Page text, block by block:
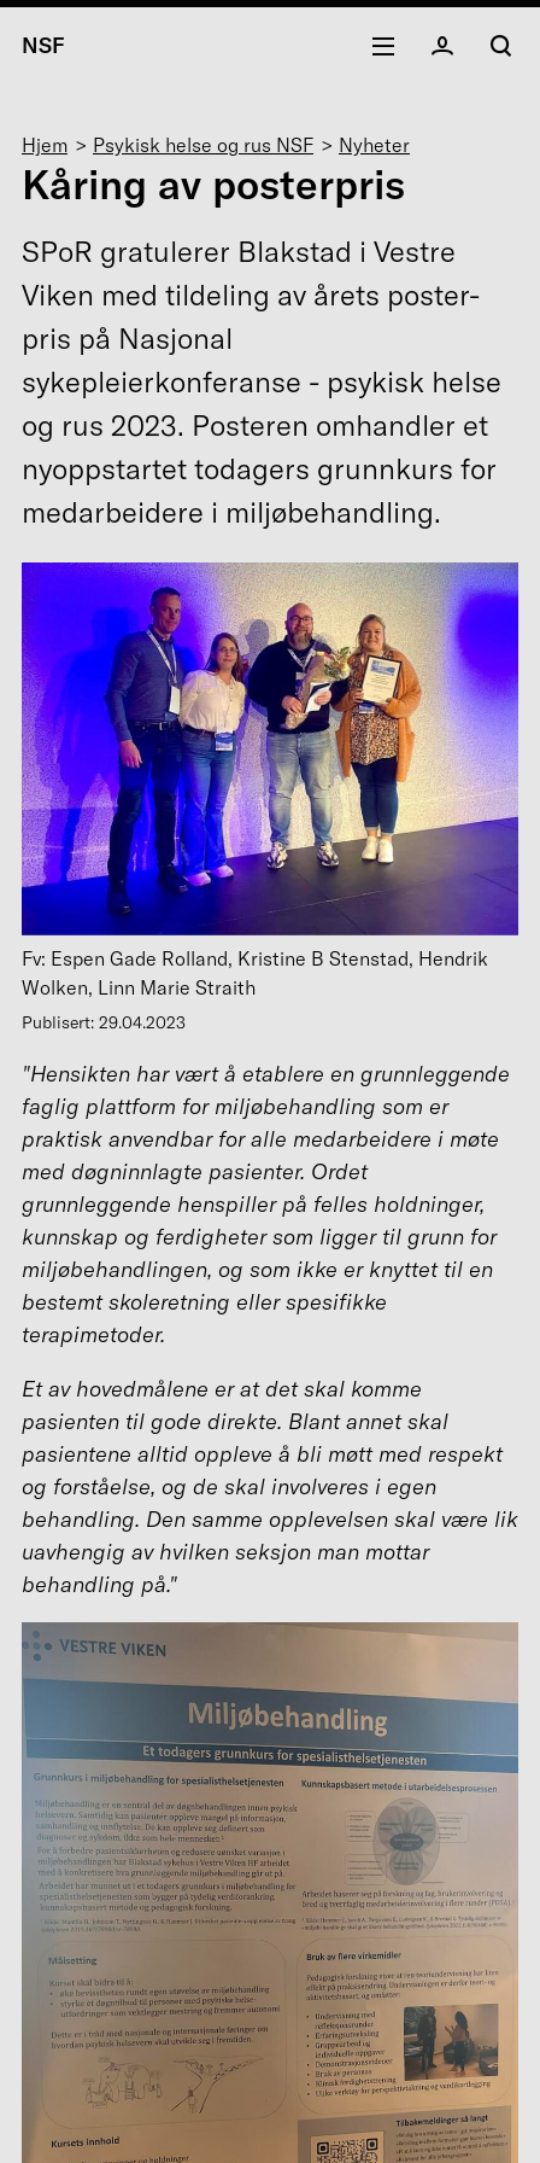
NSF
Navigasjonssti
Hjem Psykisk helse og rus NSF Nyheter
Kåring av posterpris
SPoR gratulerer Blakstad i Vestre
Viken med tildeling av årets poster-
pris på Nasjonal
sykepleierkonferanse - psykisk helse
og rus 2023. Posteren omhandler et
nyoppstartet todagers grunnkurs for
medarbeidere i miljøbehandling.
Fv: Espen Gade Rolland, Kristine B Stenstad, Hendrik
Wolken, Linn Marie Straith
Publisert: 29.04.2023
"Hensikten har vært å etablere en grunnleggende
faglig plattform for miljøbehandling som er
praktisk anvendbar for alle medarbeidere i møte
med døgninnlagte pasienter. Ordet
grunnleggende henspiller på felles holdninger,
kunnskap og ferdigheter som ligger til grunn for
miljøbehandlingen, og som ikke er knyttet til en
bestemt skoleretning eller spesifikke
terapimetoder.
Et av hovedmålene er at det skal komme
pasienten til gode direkte. Blant annet skal
pasientene alltid oppleve å bli møtt med respekt
og forståelse, og de skal involveres i egen
behandling. Den samme opplevelsen skal være lik
uavhengig av hvilken seksjon man mottar
behandling på."